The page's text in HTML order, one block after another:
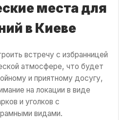
места для
в Киеве
встречу с избранницей
атмосфере, что будет
и приятному досугу,
на локации в виде
и уголков с
видами.